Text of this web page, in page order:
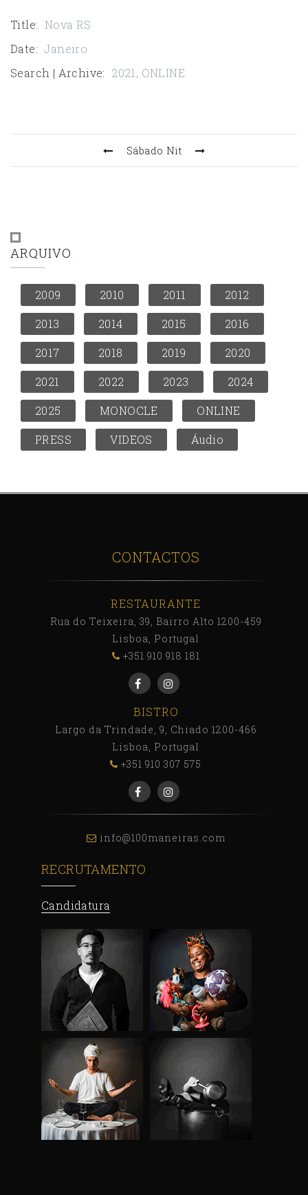
Title: Nova RS
Date: Janeiro
Search | Archive: 2021, ONLINE
Sábado Nit
ARQUIVO
2009 2010 2011
2012
2013
2014 2015
2016
2017
2018 2019
2020
2021
2022 2023
2024
2025
MONOCLE
ONLINE
PRESS
VIDEOS Áudio
CONTACTOS
RESTAURANTE
Rua do Teixeira, 39, Bairro Alto 1200-459
Lisboa, Portugal
+351 910 918 181
BISTRO
Largo da Trindade, 9, Chiado 1200-466
Lisboa, Portugal
+351 910 307 575
info@100maneiras.com
RECRUTAMENTO
Candidatura